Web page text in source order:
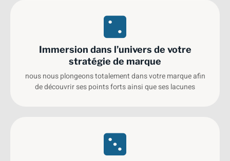
Immersion dans l’univers de votre
stratégie de marque
nous nous plongeons totalement dans votre marque afin
de découvrir ses points forts ainsi que ses lacunes